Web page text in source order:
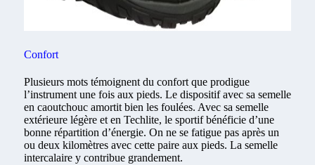
Confort
Plusieurs mots témoignent du confort que prodigue
l’instrument une fois aux pieds. Le dispositif avec sa semelle
en caoutchouc amortit bien les foulées. Avec sa semelle
extérieure légère et en Techlite, le sportif bénéficie d’une
bonne répartition d’énergie. On ne se fatigue pas après un
ou deux kilomètres avec cette paire aux pieds. La semelle
intercalaire y contribue grandement.